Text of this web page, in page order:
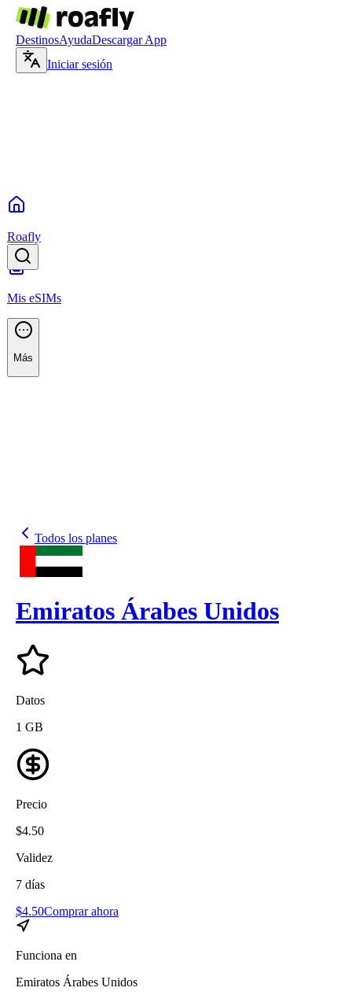
DestinosAyudaDescargar App
Iniciar sesión
Roafly
Mis eSIMs
Más
Todos los planes
Emiratos Árabes Unidos
Datos
1 GB
Precio
$4.50
Validez
7 días
$4.50Comprar ahora
Funciona en
Emiratos Árabes Unidos